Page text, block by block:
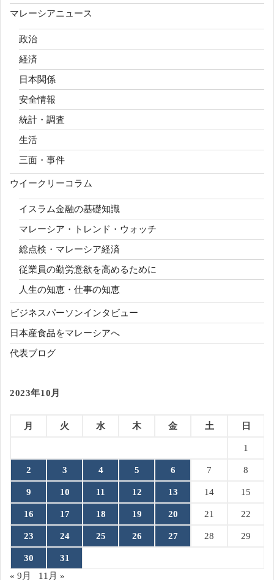
マレーシアニュース
政治
経済
日本関係
安全情報
統計・調査
生活
三面・事件
ウイークリーコラム
イスラム金融の基礎知識
マレーシア・トレンド・ウォッチ
総点検・マレーシア経済
従業員の勤労意欲を高めるために
人生の知恵・仕事の知恵
ビジネスパーソンインタビュー
日本産食品をマレーシアへ
代表ブログ
2023年10月
月 火 水 木 金 土 日
1
2 3 4 5 6 7 8
9 10 11 12 13 14 15
16 17 18 19 20 21 22
23 24 25 26 27 28 29
30
31
« 9月
11月 »